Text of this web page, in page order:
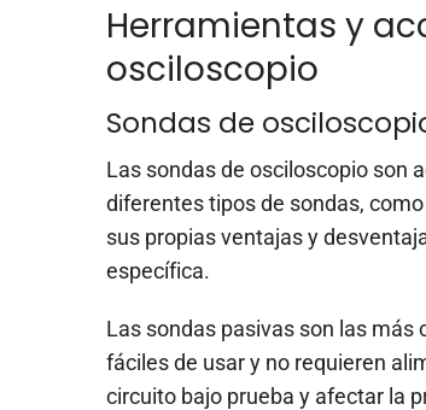
Herramientas y
osciloscopio
Sondas de
Las sondas de osciloscopio son
diferentes tipos de sondas,
sus propias ventajas y
específica.
Las sondas pasivas son las más
fáciles de usar y no requieren
circuito bajo prueba y afectar la